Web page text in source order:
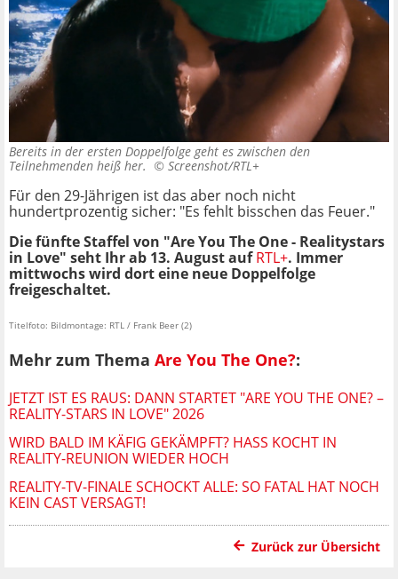
Bereits in der ersten Doppelfolge geht es zwischen den
Teilnehmenden heiß her. © Screenshot/RTL+
Für den 29-Jährigen ist das aber noch nicht
hundertprozentig sicher: "Es fehlt bisschen das Feuer."
Die fünfte Staffel von "Are You The One - Realitystars
in Love" seht Ihr ab 13. August aufRTL+. Immer
mittwochs wird dort eine neue Doppelfolge
freigeschaltet.
Titelfoto: Bildmontage: RTL / Frank Beer (2)
Mehr zum Thema Are You The One?:
JETZT IST ES RAUS: DANN STARTET "ARE YOU THE ONE? –
REALITY-STARS IN LOVE" 2026
WIRD BALD IM KÄFIG GEKÄMPFT? HASS KOCHT IN
REALITY-REUNION WIEDER HOCH
REALITY-TV-FINALE SCHOCKT ALLE: SO FATAL HAT NOCH
KEIN CAST VERSAGT!
Zurück zur Übersicht